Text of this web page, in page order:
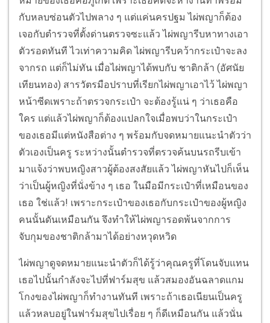
กับหลบซ่อนตัวไปพลาง ๆ แต่แค่นครปฐม ไผ่พญาก็ต้อง
เจอกับตำรวจที่ตั้งด่านตรวจซะแล้ว ไผ่พญารีบหาทางเอา
ตัวรอดทันที ไวเท่าความคิด ไผ่พญารีบคว้ากระเป๋าจะลง
จากรถ แต่ก็ไม่ทัน เมื่อไผ่พญาได้พบกับ ชาติกล้า (อัศนัย
เทียนทอง) สารวัตรมือปราบที่เรียกไผ่พญาเอาไว้ ไผ่พญา
หน้าซีดเพราะถ้าตรวจกระเป๋า จะต้องรู้แน่ ๆ ว่าเธอคือ
ใคร แต่แล้วไผ่พญาก็ต้องแปลกใจเมื่อพบว่าในกระเป๋า
ของเธอมีแต่หนังสือต่าง ๆ พร้อมกับจดหมายแนะนำตัวว่า
ตัวเองเป็นครู ระหว่างนั้นตำรวจที่ตรวจค้นบนรถรีบเข้า
มาแจ้งว่าพบหญิงสาวผู้ต้องสงสัยแล้ว ไผ่พญาหันไปก็เห็น
ว่าเป็นผู้หญิงที่นั่งข้าง ๆ เธอ ในมือมีกระเป๋าที่เหมือนของ
เธอ ใช่แล้ว! เพราะกระเป๋าของเธอกับกระเป๋าของผู้หญิง
คนนั้นดันเหมือนกัน จึงทำให้ไผ่พญารอดพ้นจากการ
จับกุมของชาติกล้ามาได้อย่างหวุดหวิด
ไผ่พญาดูจดหมายแนะนำตัวก็ได้รู้ว่าคุณครูที่โดนจับแทน
เธอไปนั้นกำลังจะไปที่ฟาร์มสุข แล้วสมองอันฉลาดแกม
โกงของไผ่พญาก็ทำงานทันที เพราะถ้าเธอเนียนเป็นครู
แล้วหลบอยู่ในฟาร์มสุขไปเรื่อย ๆ ก็ดีเหมือนกัน แล้วนั่น